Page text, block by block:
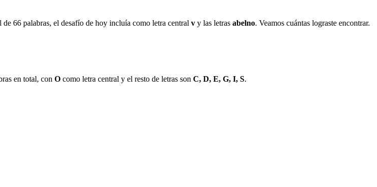
de 66 palabras, el desafío de hoy incluía como letra central v y las letras abelno. Veamos cuántas lograste encontrar.
en total, con O como letra central y el resto de letras son C, D, E, G, I, S.